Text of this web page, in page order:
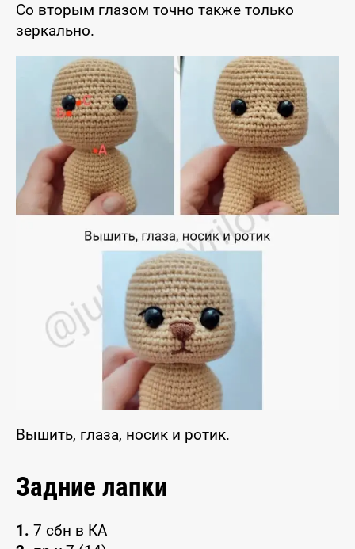
Со вторым глазом точно также только
зеркально.
Вышить, глаза, носик и ротик.
Задние лапки
1. 7 сбн в КА